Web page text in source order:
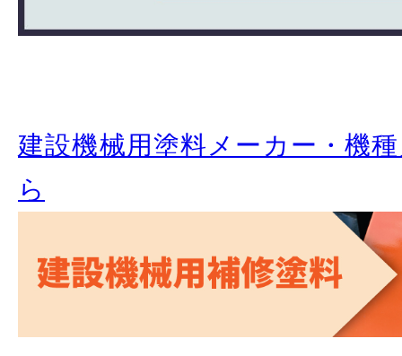
建設機械用塗料メーカー・機
ら